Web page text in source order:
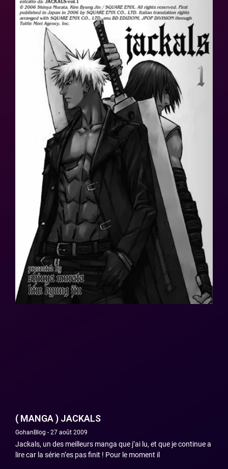
( MANGA ) JACKALS
GohanBlog 27 août 2009
Jackals, un des meilleurs manga que j’ai lu, et que je continue a
lire car la série n’es pas finit ! Pour le moment il